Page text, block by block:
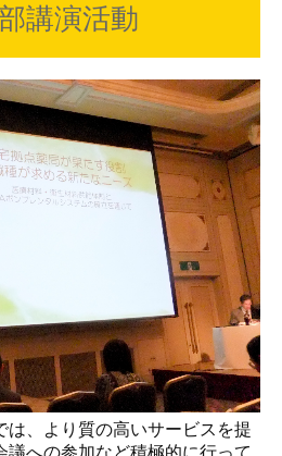
講演活動
は、より質の高いサービスを提